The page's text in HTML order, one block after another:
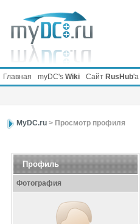
Главная myDC's Wiki Сайт RusHub'а
MyDC.ru> Просмотр профиля
Профиль
Фотография